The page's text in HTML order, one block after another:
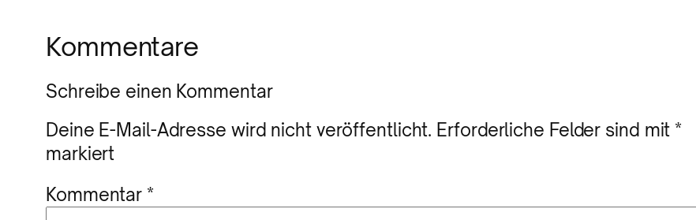
Kommentare
Schreibe einen Kommentar
Deine E-Mail-Adresse wird nicht veröffentlicht. Erforderliche Felder sind mit *
markiert
Kommentar *